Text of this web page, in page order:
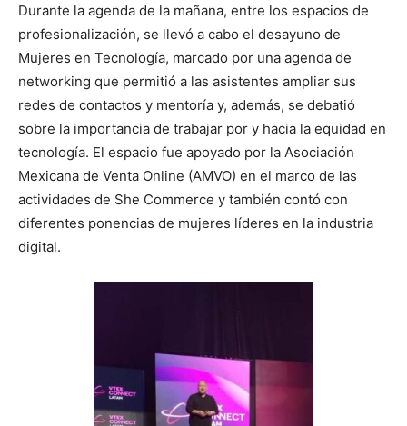
Durante la agenda de la mañana, entre los espacios de
profesionalización, se llevó a cabo el desayuno de
Mujeres en Tecnología, marcado por una agenda de
networking que permitió a las asistentes ampliar sus
redes de contactos y mentoría y, además, se debatió
sobre la importancia de trabajar por y hacia la equidad en
tecnología. El espacio fue apoyado por la Asociación
Mexicana de Venta Online (AMVO) en el marco de las
actividades de She Commerce y también contó con
diferentes ponencias de mujeres líderes en la industria
digital.